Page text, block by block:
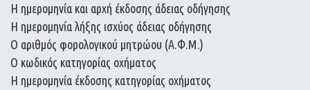
Η ημερομηνία και αρχή έκδοσης άδειας οδήγησης
Η ημερομηνία λήξης ισχύος άδειας οδήγησης
Ο αριθμός φορολογικού μητρώου (Α.Φ.Μ.)
Ο κωδικός κατηγορίας οχήματος
Η ημερομηνία έκδοσης κατηγορίας οχήματος